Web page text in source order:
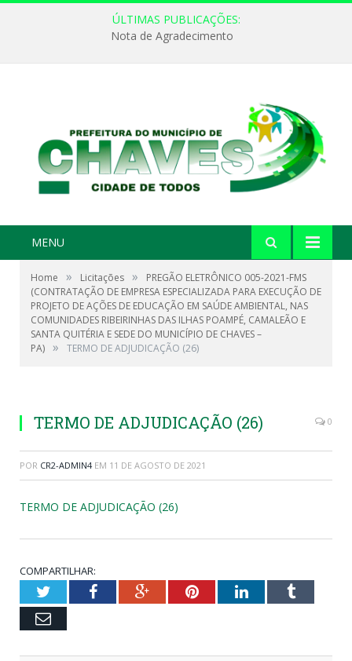
ÚLTIMAS PUBLICAÇÕES:
Nota de Agradecimento
MENU
Home » Licitações »
PREGÃO ELETRÔNICO 005-2021-FMS
(CONTRATAÇÃO DE EMPRESA ESPECIALIZADA PARA EXECUÇÃO DE
PROJETO DE AÇÕES DE EDUCAÇÃO EM SAÚDE AMBIENTAL, NAS
COMUNIDADES RIBEIRINHAS DAS ILHAS POAMPÉ, CAMALEÃO E
SANTA QUITÉRIA E SEDE DO MUNICÍPIO DE CHAVES –
PA) » TERMO DE ADJUDICAÇÃO (26)
TERMO DE ADJUDICAÇÃO (26) 0
POR CR2-ADMIN4 EM 11 DE AGOSTO DE 2021
TERMO DE ADJUDICAÇÃO (26)
COMPARTILHAR:
TwitterFacebookGoogle+PinterestLinkedInTumblr
Email